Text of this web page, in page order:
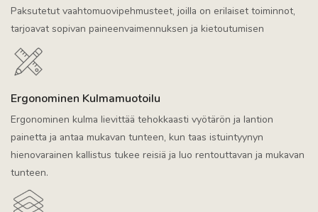
Paksutetut vaahtomuovipehmusteet, joilla on erilaiset toiminnot,
tarjoavat sopivan paineenvaimennuksen ja kietoutumisen
Ergonominen Kulmamuotoilu
Ergonominen kulma lievittää tehokkaasti vyötärön ja lantion
painetta ja antaa mukavan tunteen, kun taas istuintyynyn
hienovarainen kallistus tukee reisiä ja luo rentouttavan ja mukavan
tunteen.